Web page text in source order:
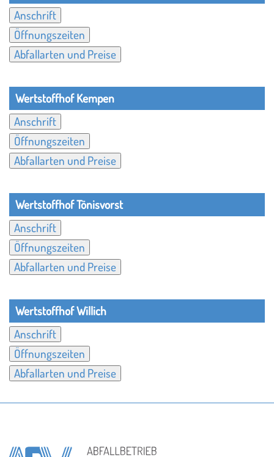
Anschrift
Öffnungszeiten
Abfallarten und Preise
Wertstoffhof Kempen
Anschrift
Öffnungszeiten
Abfallarten und Preise
Wertstoffhof Tönisvorst
Anschrift
Öffnungszeiten
Abfallarten und Preise
Wertstoffhof Willich
Anschrift
Öffnungszeiten
Abfallarten und Preise